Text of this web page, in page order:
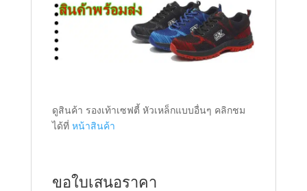
ดูสินค้า รองเท้าเซฟตี้ หัวเหล็กแบบอื่นๆ คลิกชม
ได้ที่ หน้าสินค้า
ขอใบเสนอราคา